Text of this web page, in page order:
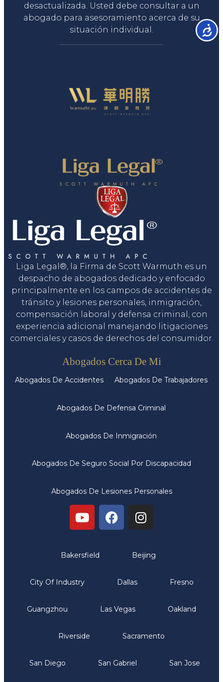
desactualizada. Usted debe consultar a un
abogado para asesoramiento acerca de su
situación individual.
Liga Legal®, la Firma de Scott Warmuth es un
despacho de abogados dedicado y enfocado
principalmente en los campos de accidentes de
tránsito y lesiones personales, inmigración,
compensación laboral y defensa criminal, con
experiencia adicional manejando litigaciones
comerciales y casos de derechos del consumidor.
Abogados Cerca De Mi
Abogados De Accidentes Abogados De Trabajadores
Abogados De Defensa Criminal
Abogados De Inmigración
Abogados De Seguro Social Por Discapacidad
Abogados De Lesiones Personales
Bakersfield Beijing
City Of Industry Dallas Fresno
Guangzhou Las Vegas Oakland
Riverside Sacramento
San Diego San Gabriel San Jose